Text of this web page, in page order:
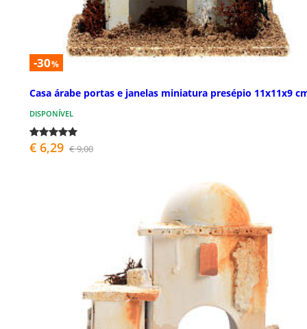
-30%
Casa árabe portas e janelas miniatura presépio 11x11x9
DISPONÍVEL
€ 6,29 € 9,00